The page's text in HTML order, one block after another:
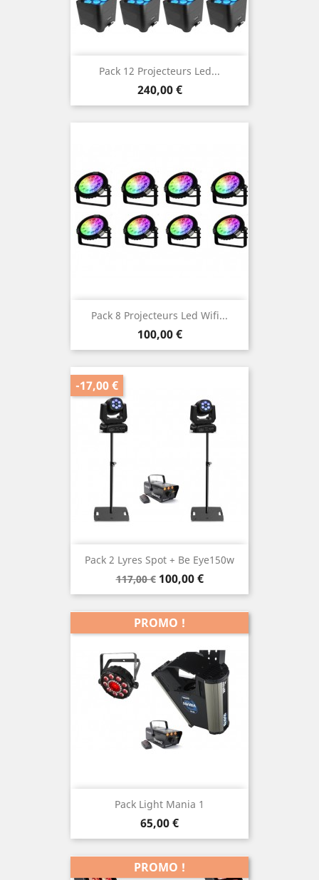
Pack 12 Projecteurs Led...
Prix
240,00 €
Pack 8 Projecteurs Led Wifi...
Prix
100,00 €
Pack 2 Lyres Spot + Be Eye150w
Prix
de
117,00 € Prix
100,00 €
-17,00 €
Pack Light Mania 1
Prix
65,00 €
PROMO !
PROMO !